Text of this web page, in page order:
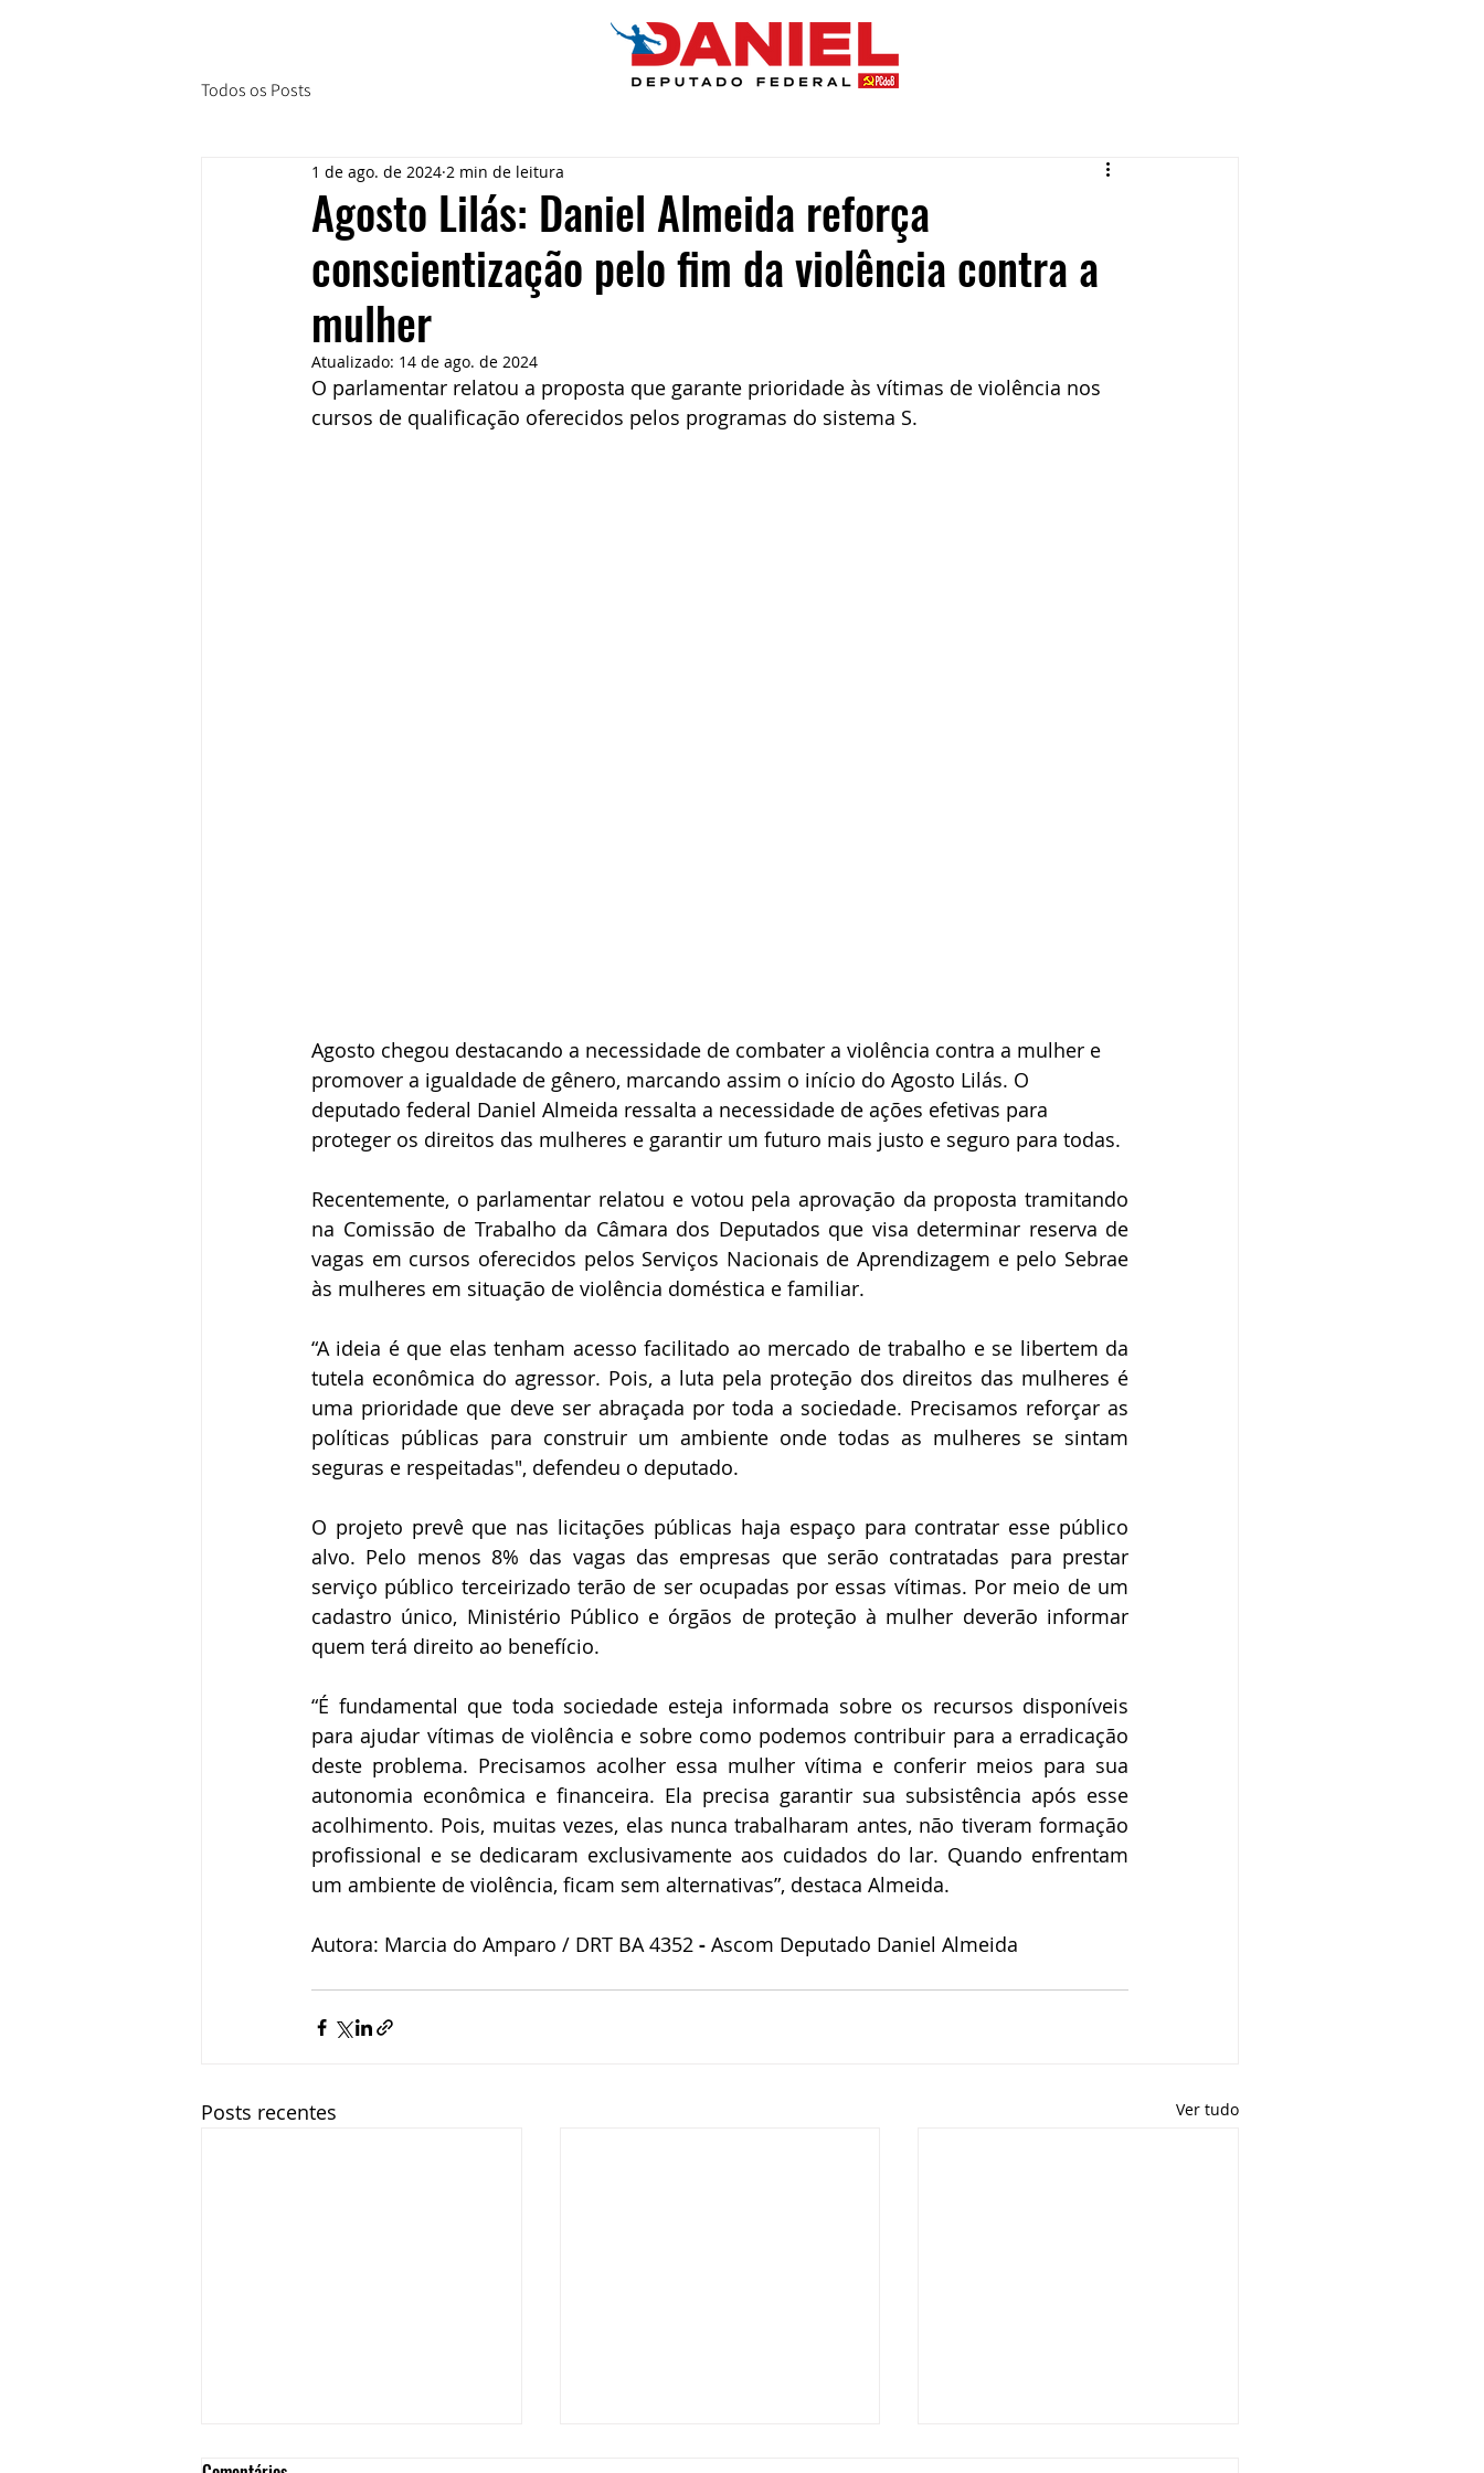
Todos os Posts
Agosto Lilás: Daniel Almeida reforça
conscientização pelo fim da violência contra a
mulher
1 de ago. de 2024 2 min de leitura
Atualizado: 14 de ago. de 2024
O parlamentar relatou a proposta que garante prioridade às vítimas de violência nos
cursos de qualificação oferecidos pelos programas do sistema S.
Agosto chegou destacando a necessidade de combater a violência contra a mulher e
promover a igualdade de gênero, marcando assim o início do Agosto Lilás. O
deputado federal Daniel Almeida ressalta a necessidade de ações efetivas para
proteger os direitos das mulheres e garantir um futuro mais justo e seguro para todas.
Recentemente, o parlamentar relatou e votou pela aprovação da proposta tramitando
na Comissão de Trabalho da Câmara dos Deputados que visa determinar reserva de
vagas em cursos oferecidos pelos Serviços Nacionais de Aprendizagem e pelo Sebrae
às mulheres em situação de violência doméstica e familiar.
“A ideia é que elas tenham acesso facilitado ao mercado de trabalho e se libertem da
tutela econômica do agressor. Pois, a luta pela proteção dos direitos das mulheres é
uma prioridade que deve ser abraçada por toda a sociedade. Precisamos reforçar as
políticas públicas para construir um ambiente onde todas as mulheres se sintam
seguras e respeitadas", defendeu o deputado.
O projeto prevê que nas licitações públicas haja espaço para contratar esse público
alvo. Pelo menos 8% das vagas das empresas que serão contratadas para prestar
serviço público terceirizado terão de ser ocupadas por essas vítimas. Por meio de um
cadastro único, Ministério Público e órgãos de proteção à mulher deverão informar
quem terá direito ao benefício.
“É fundamental que toda sociedade esteja informada sobre os recursos disponíveis
para ajudar vítimas de violência e sobre como podemos contribuir para a erradicação
deste problema. Precisamos acolher essa mulher vítima e conferir meios para sua
autonomia econômica e financeira. Ela precisa garantir sua subsistência após esse
acolhimento. Pois, muitas vezes, elas nunca trabalharam antes, não tiveram formação
profissional e se dedicaram exclusivamente aos cuidados do lar. Quando enfrentam
um ambiente de violência, ficam sem alternativas”, destaca Almeida.
Autora: Marcia do Amparo / DRT BA 4352 - Ascom Deputado Daniel Almeida
Posts recentes Ver tudo